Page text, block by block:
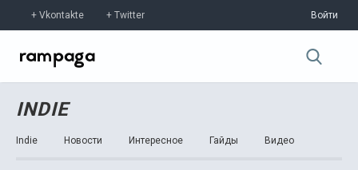
Vkontakte Twitter Войти
INDIE
Indie Новости Интересное Гайды Видео